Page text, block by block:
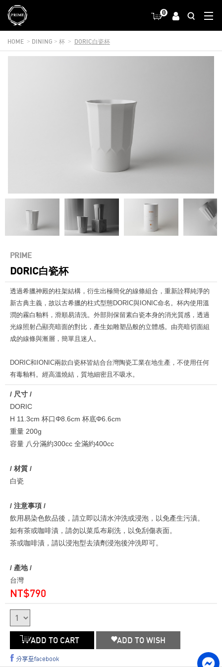
0
HOME > DINING > 杯 > DORIC白瓷杯
PRIME
DORIC白瓷杯
透過希臘神殿的柱架結構，衍生出極簡化的線條組合，重新詮釋純淨的
新古典主義，故以古希臘的柱式型態DORIC與IONIC命名。杯內使用溫
潤的霧白釉料，滑順易清洗。外部則保留素白瓷本身的消光質感，透過
光線照射凸顯亮暗面的對比，產生如雕塑品般的立體感。由亮暗切面組
成的線條與漸層，簡單且迷人。
DORIC和IONIC兩款白瓷杯皆結合台灣陶瓷工業在地生產，不使用任何
有毒釉料。經高溫燒結，質地細密且不吸水。
/ 尺寸 /
DORIC
H 11.3cm 杯口Φ8.6cm 杯底Φ6.6cm
重量 200g
容量 八分滿約300cc 全滿約400cc
/ 材質 /
白瓷
/ 注意事項 /
飲用易染色飲品後，請立即以清水沖洗或浸泡，以免產生污漬。
如有茶或咖啡漬，請勿以菜瓜布刷洗，以免刮傷表面。
茶或咖啡漬，請以浸泡型去漬劑浸泡後沖洗即可。
/ 產地 /
台灣
NT$790
ADD TO CART ADD TO WISH